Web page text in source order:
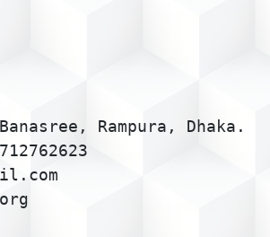
Rampura, Dhaka.